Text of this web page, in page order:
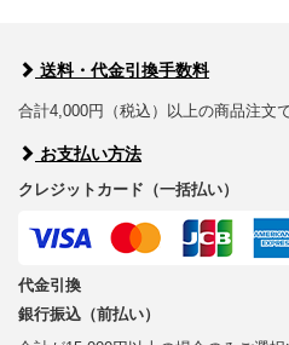
送料・代金引換手数料
合計4,000円（税込）以上の商品注文
お支払い方法
クレジットカード（一括払い）
代金引換
銀行振込（前払い）